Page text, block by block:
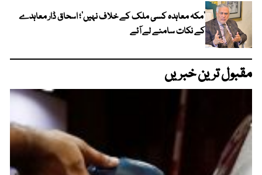
‘مکہ معاہدہ کسی ملک کے خلاف نہیں’؛ اسحاق ڈار معاہدے
کے نکات سامنے لے آئے
مقبول ترین خبریں